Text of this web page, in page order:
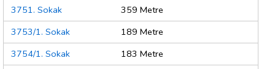
3751. Sokak
359 Metre
3753/1. Sokak
189 Metre
3754/1. Sokak
183 Metre